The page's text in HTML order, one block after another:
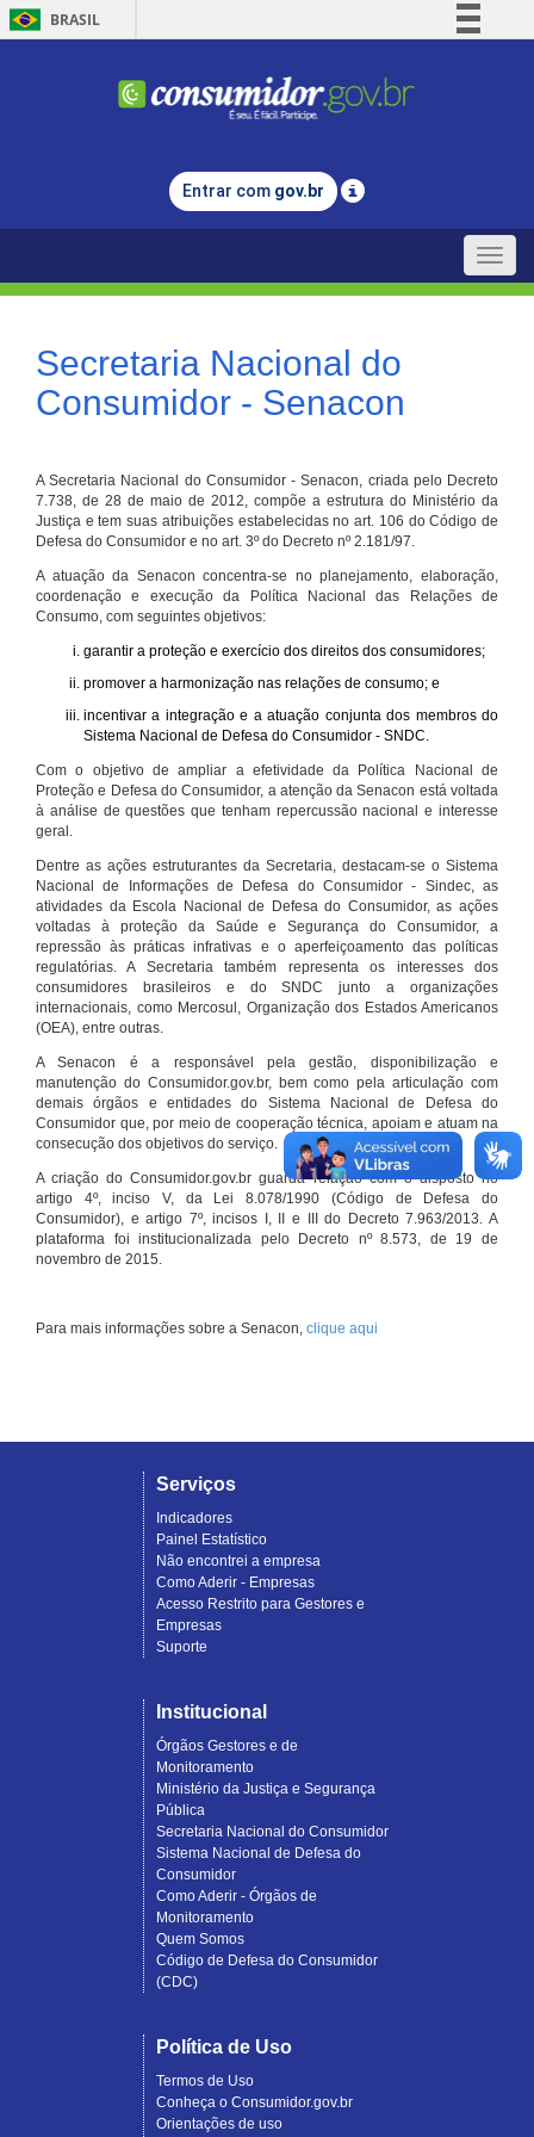
BRASIL
Comunica BR
Legislação
Entrar com gov.br
Toggle
Secretaria Nacional do
Consumidor - Senacon
A Secretaria Nacional do Consumidor - Senacon, criada pelo Decreto
7.738, de 28 de maio de 2012, compõe a estrutura do Ministério da
Justiça e tem suas atribuições estabelecidas no art. 106 do Código de
Defesa do Consumidor e no art. 3º do Decreto nº 2.181/97.
A atuação da Senacon concentra-se no planejamento, elaboração,
coordenação e execução da Política Nacional das Relações de
Consumo, com seguintes objetivos:
garantir a proteção e exercício dos direitos dos consumidores;
promover a harmonização nas relações de consumo; e
incentivar a integração e a atuação conjunta dos membros do
Sistema Nacional de Defesa do Consumidor - SNDC.
Com o objetivo de ampliar a efetividade da Política Nacional de
Proteção e Defesa do Consumidor, a atenção da Senacon está voltada
à análise de questões que tenham repercussão nacional e interesse
geral.
Dentre as ações estruturantes da Secretaria, destacam-se o Sistema
Nacional de Informações de Defesa do Consumidor - Sindec, as
atividades da Escola Nacional de Defesa do Consumidor, as ações
voltadas à proteção da Saúde e Segurança do Consumidor, a
repressão às práticas infrativas e o aperfeiçoamento das políticas
regulatórias. A Secretaria também representa os interesses dos
consumidores brasileiros e do SNDC junto a organizações
internacionais, como Mercosul, Organização dos Estados Americanos
(OEA), entre outras.
A Senacon é a responsável pela gestão, disponibilização e
manutenção do Consumidor.gov.br, bem como pela articulação com
demais órgãos e entidades do Sistema Nacional de Defesa do
Consumidor que, por meio de cooperação técnica, apoiam e atuam na
consecução dos objetivos do serviço.
A criação do Consumidor.gov.br guarda relação com o disposto no
artigo 4º, inciso V, da Lei 8.078/1990 (Código de Defesa do
Consumidor), e artigo 7º, incisos I, II e III do Decreto 7.963/2013. A
plataforma foi institucionalizada pelo Decreto nº 8.573, de 19 de
novembro de 2015.
Para mais informações sobre a Senacon, clique aqui
Serviços
Indicadores
Painel Estatístico
Não encontrei a empresa
Como Aderir - Empresas
Acesso Restrito para Gestores e
Empresas
Suporte
Institucional
Órgãos Gestores e de
Monitoramento
Ministério da Justiça e Segurança
Pública
Secretaria Nacional do Consumidor
Sistema Nacional de Defesa do
Consumidor
Como Aderir - Órgãos de
Monitoramento
Quem Somos
Código de Defesa do Consumidor
(CDC)
Política de Uso
Termos de Uso
Conheça o Consumidor.gov.br
Orientações de uso